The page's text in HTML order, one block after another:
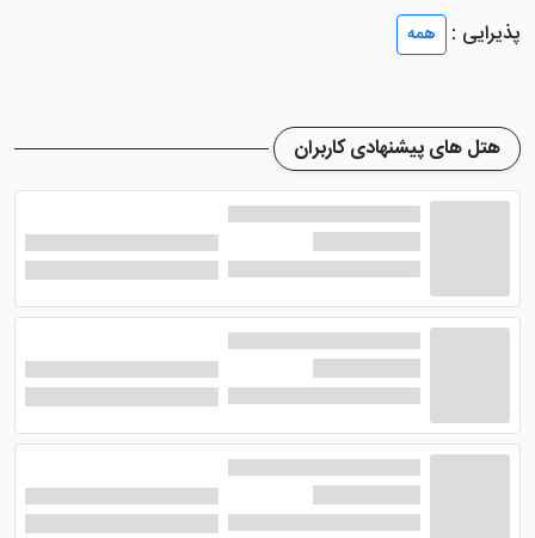
هتل زیبای ذاکرمشهد
نفر می باشد. در تمامی این اتاق ها خدمات عالی و امکانات
رفاهی در نظر گرفته شده تا مهمانان دچار برون مشکل یا
نیازی نشوند. اتاق های دو تخته برای زوج های جوان بسیار
مناسب می باشد و می توانند اقامتی رمانتیک و بی نظیر را
در این اتاق ها تجربه کنند.
از جمله امکانات موجود در اتاق های هتل جذاب ذاکر
مشهد می توان به یخچال، آی پی تی وی، سرویس
بهداشتی ایرانی و فرنگی بسیار تمیز، اینترنت رایگان و پر
سرعت، مینی بار، تلویزون صفحه تخت و .... اشاره نمود.
پذیرایی :
همه
هتل های پیشنهادی کاربران